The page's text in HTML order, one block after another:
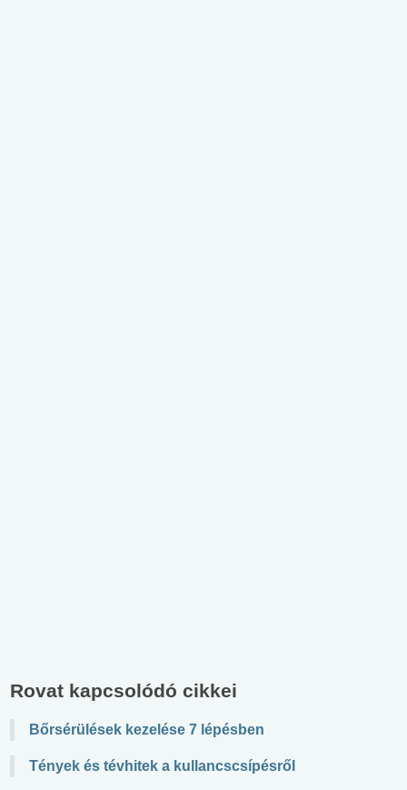
Rovat kapcsolódó cikkei
Bőrsérülések kezelése 7 lépésben
Tények és tévhitek a kullancscsípésről